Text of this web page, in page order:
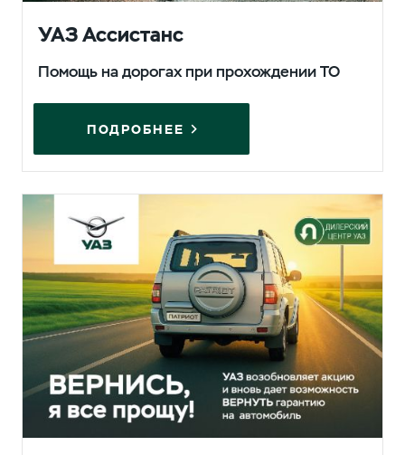
УАЗ Ассистанс
Помощь на дорогах при прохождении ТО
ПОДРОБНЕЕ